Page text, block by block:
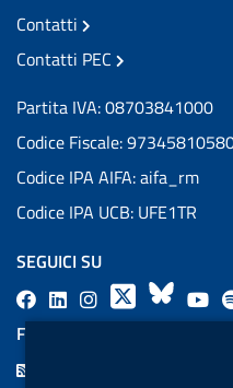
Contatti
Contatti PEC
Partita IVA: 08703841000
Codice Fiscale:
Codice IPA AIFA: aifa_rm
Codice IPA UCB: UFE1TR
SEGUICI SU
F
a
L
i
a
X
B
l
Y
o
FEED RSS